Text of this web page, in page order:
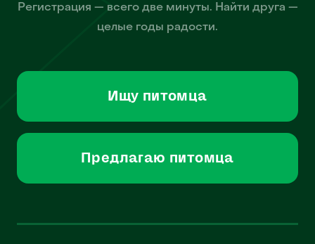
Регистрация — всего две минуты. Найти друга —
целые годы радости.
Ищу питомца
Предлагаю питомца